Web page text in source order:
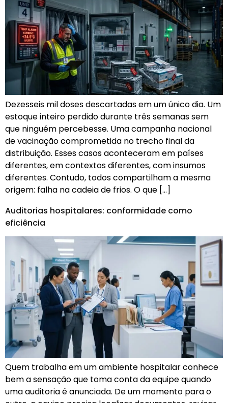
Dezesseis mil doses descartadas em um único dia. Um
estoque inteiro perdido durante três semanas sem
que ninguém percebesse. Uma campanha nacional
de vacinação comprometida no trecho final da
distribuição. Esses casos aconteceram em países
diferentes, em contextos diferentes, com insumos
diferentes. Contudo, todos compartilham a mesma
origem: falha na cadeia de frios. O que […]
Auditorias hospitalares: conformidade como
eficiência
Quem trabalha em um ambiente hospitalar conhece
bem a sensação que toma conta da equipe quando
uma auditoria é anunciada. De um momento para o